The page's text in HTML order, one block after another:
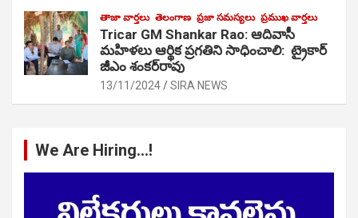
తాజా వార్తలు తెలంగాణ ప్రజా సమస్యలు ప్రముఖ వార్తలు
Tricar GM Shankar Rao: ఆదివాసీ
మహిళలు ఆర్థిక ప్రగతిని సాధించాలి: ట్రైకార్
జీఎం శంకర్‌రావు
13/11/2024 SIRA NEWS
We Are Hiring…!